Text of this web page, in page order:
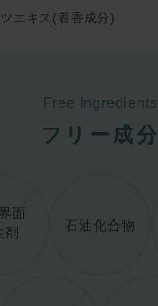
エキス(着香成分)
Free Ingredients
フリー成分
面
石油化合物